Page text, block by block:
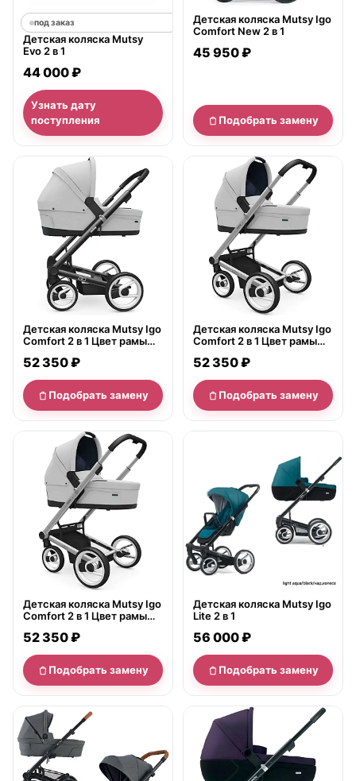
под заказ
Детская коляска Mutsy
Evo 2 в 1
44 000 ₽
Узнать дату
поступления
Детская коляска Mutsy Igo
Comfort New 2 в 1
45 950 ₽
Подобрать замену
нет в продаже
Детская коляска Mutsy Igo
Comfort 2 в 1 Цвет рамы
52 350 ₽
Подобрать замену
нет в продаже
Детская коляска Mutsy Igo
Comfort 2 в 1 Цвет рамы
52 350 ₽
Подобрать замену
нет в продаже
Детская коляска Mutsy Igo
Comfort 2 в 1 Цвет рамы
52 350 ₽
Подобрать замену
Детская коляска Mutsy Igo
Lite 2 в 1
56 000 ₽
Подобрать замену